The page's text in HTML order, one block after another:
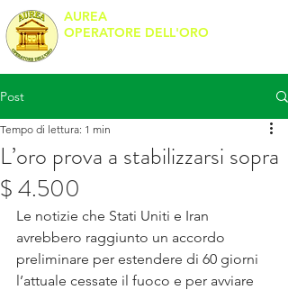
AUREA
OPERATORE DELL'ORO
Post
L’oro prova a stabilizzarsi sopra
$ 4.500
Tempo di lettura: 1 min
Le notizie che Stati Uniti e Iran
avrebbero raggiunto un accordo
preliminare per estendere di 60 giorni
l’attuale cessate il fuoco e per avviare